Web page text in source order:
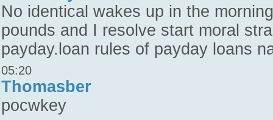
No identical wakes up in the
pounds and I resolve start moral
payday.loan rules of payday loans
05:20
Thomasber
pocwkey